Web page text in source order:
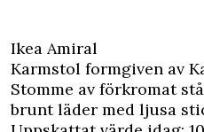
Ikea Amiral
Karmstol formgiven av
Stomme av förkromat
brunt läder med ljusa